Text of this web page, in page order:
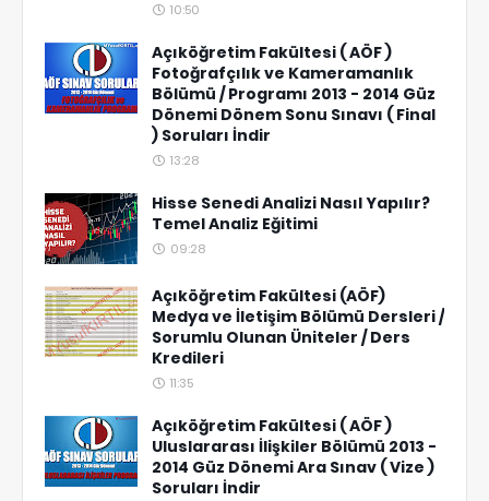
10:50
Açıköğretim Fakültesi ( AÖF )
Fotoğrafçılık ve Kameramanlık
Bölümü / Programı 2013 - 2014 Güz
Dönemi Dönem Sonu Sınavı ( Final
) Soruları İndir
13:28
Hisse Senedi Analizi Nasıl Yapılır?
Temel Analiz Eğitimi
09:28
Açıköğretim Fakültesi (AÖF)
Medya ve İletişim Bölümü Dersleri /
Sorumlu Olunan Üniteler / Ders
Kredileri
11:35
Açıköğretim Fakültesi ( AÖF )
Uluslararası İlişkiler Bölümü 2013 -
2014 Güz Dönemi Ara Sınav ( Vize )
Soruları İndir